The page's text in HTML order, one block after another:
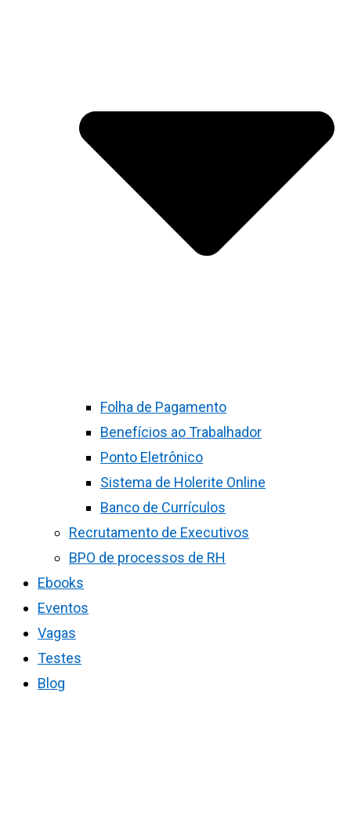
Folha de Pagamento
Benefícios ao Trabalhador
Ponto Eletrônico
Sistema de Holerite Online
Banco de Currículos
Recrutamento de Executivos
BPO de processos de RH
Ebooks
Eventos
Vagas
Testes
Blog